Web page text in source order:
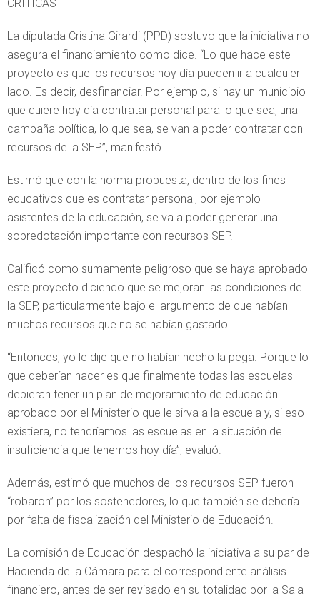
CRÍTICAS
La diputada Cristina Girardi (PPD) sostuvo que la iniciativa no
asegura el financiamiento como dice. “Lo que hace este
proyecto es que los recursos hoy día pueden ir a cualquier
lado. Es decir, desfinanciar. Por ejemplo, si hay un municipio
que quiere hoy día contratar personal para lo que sea, una
campaña política, lo que sea, se van a poder contratar con
recursos de la SEP”, manifestó.
Estimó que con la norma propuesta, dentro de los fines
educativos que es contratar personal, por ejemplo
asistentes de la educación, se va a poder generar una
sobredotación importante con recursos SEP.
Calificó como sumamente peligroso que se haya aprobado
este proyecto diciendo que se mejoran las condiciones de
la SEP, particularmente bajo el argumento de que habían
muchos recursos que no se habían gastado.
“Entonces, yo le dije que no habían hecho la pega. Porque lo
que deberían hacer es que finalmente todas las escuelas
debieran tener un plan de mejoramiento de educación
aprobado por el Ministerio que le sirva a la escuela y, si eso
existiera, no tendríamos las escuelas en la situación de
insuficiencia que tenemos hoy día”, evaluó.
Además, estimó que muchos de los recursos SEP fueron
“robaron” por los sostenedores, lo que también se debería
por falta de fiscalización del Ministerio de Educación.
La comisión de Educación despachó la iniciativa a su par de
Hacienda de la Cámara para el correspondiente análisis
financiero, antes de ser revisado en su totalidad por la Sala